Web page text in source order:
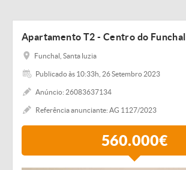
Apartamento T2 - Centro do Funchal
Funchal, Santa luzia
Publicado às 10:33h, 26 Setembro 2023
Anúncio: 26083637134
Referência anunciante: AG 1127/2023
560.000€